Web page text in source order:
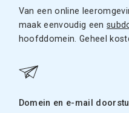
Van een online
maak eenvoudig een
hoofddomein. Geheel
Domein en e-mail